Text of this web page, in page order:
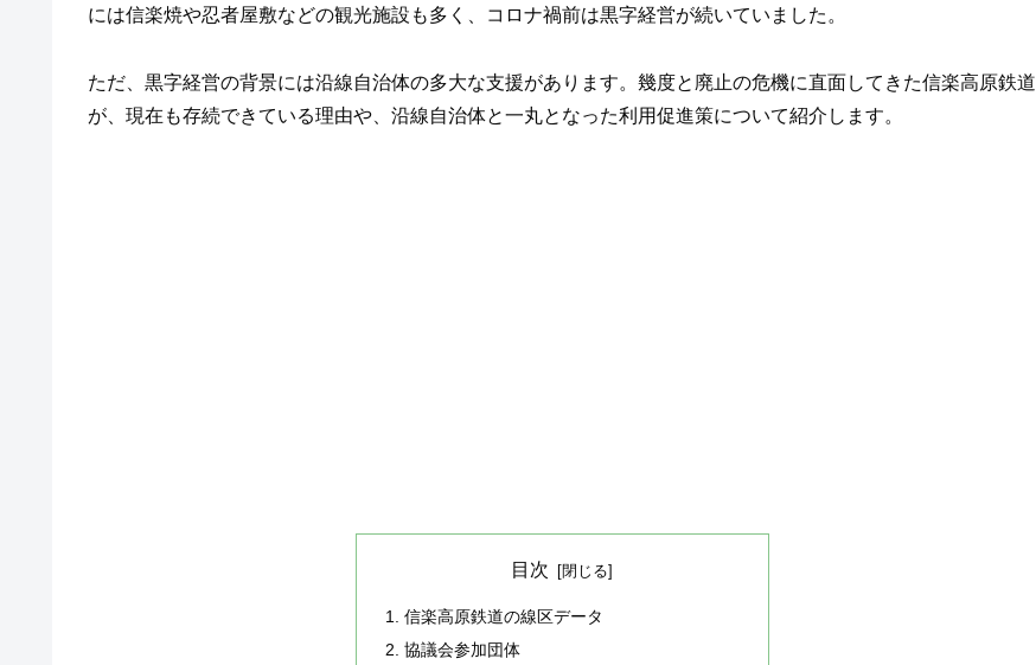
には信楽焼や忍者屋敷などの観光施設も多く、コロナ禍前は黒字経営が続いていました。
ただ、黒字経営の背景には沿線自治体の多大な支援があります。幾度と廃止の危機に直面してきた信楽高原鉄道
が、現在も存続できている理由や、沿線自治体と一丸となった利用促進策について紹介します。
目次
信楽高原鉄道の線区データ
協議会参加団体